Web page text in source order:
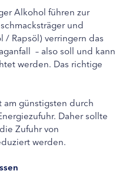
Alkohol führen zur
und
/ Rapsöl) verringern das
– also soll und kann
werden. Das richtige
günstigsten durch
Daher sollte
Zufuhr von
werden.